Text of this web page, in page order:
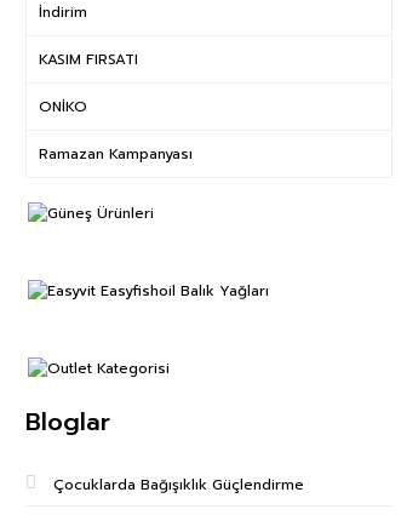
İndirim
KASIM FIRSATI
ONİKO
Ramazan Kampanyası
Bloglar
Çocuklarda Bağışıklık Güçlendirme